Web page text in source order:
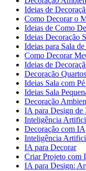
Ideias de
Como Decorar o
Ideias de Como
Ideias Decoração
Ideias para Sala
Como Decorar
Ideias de
Decoração
Ideias Sala com
Ideias Sala
Decoração
IA para Design de
Inteligência
Decoração com IA
Inteligência
IA para Decorar
Criar Projeto com
IA para Design: